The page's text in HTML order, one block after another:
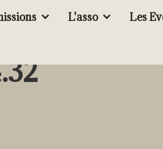
L'asso Les